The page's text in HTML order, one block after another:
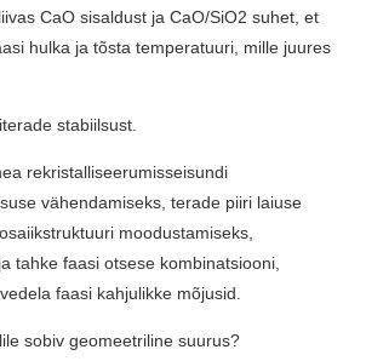
CaO sisaldust ja CaO/SiO2 suhet, et
hulka ja tõsta temperatuuri, mille juures
stabiilsust.
rekristalliseerumisseisundi
vähendamiseks, terade piiri laiuse
moodustamiseks,
tahke faasi otsese kombinatsiooni,
faasi kahjulikke mõjusid.
sobiv geomeetriline suurus?